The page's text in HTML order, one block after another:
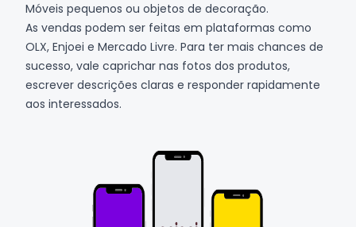
Móveis pequenos ou objetos de decoração.
As vendas podem ser feitas em plataformas como
OLX, Enjoei e Mercado Livre. Para ter mais chances de
sucesso, vale caprichar nas fotos dos produtos,
escrever descrições claras e responder rapidamente
aos interessados.